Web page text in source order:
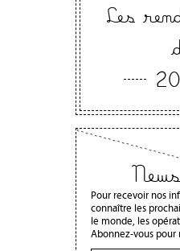
Les
Pour recevoir nos
connaître les
le monde, les
Abonnez-vous pour